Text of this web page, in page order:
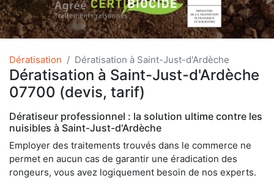
Dératisation Dératisation à Saint-Just-d'Ardèche
Dératisation à Saint-Just-d'Ardèche
07700 (devis, tarif)
Dératiseur professionnel : la solution ultime contre les
nuisibles à Saint-Just-d'Ardèche
Employer des traitements trouvés dans le commerce ne
permet en aucun cas de garantir une éradication des
rongeurs, vous avez logiquement besoin de nos experts.